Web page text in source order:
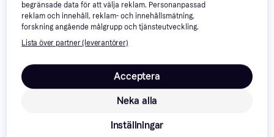
-12%
begränsade data för att välja reklam. Personanpassad
reklam och innehåll, reklam- och innehållsmätning,
forskning angående målgrupp och tjänsteutveckling.
Lista över partner (leverantörer)
Neka alla
Acceptera
Inställningar